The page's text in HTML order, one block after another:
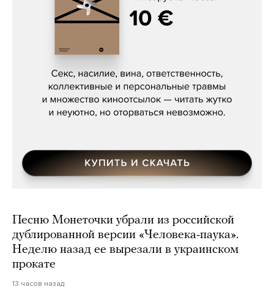
Сергей Кузнецов, «Мясорубка
Песню Монеточки убрали из российской
дублированной версии «Человека-паука».
Неделю назад ее вырезали в украинском
прокате
13 часов назад